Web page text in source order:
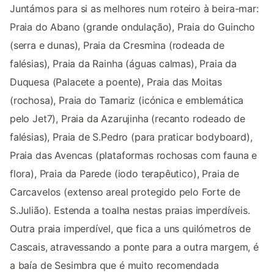
Juntámos para si as melhores num roteiro à beira-mar:
Praia do Abano (grande ondulação), Praia do Guincho
(serra e dunas), Praia da Cresmina (rodeada de
falésias), Praia da Rainha (águas calmas), Praia da
Duquesa (Palacete a poente), Praia das Moitas
(rochosa), Praia do Tamariz (icónica e emblemática
pelo Jet7), Praia da Azarujinha (recanto rodeado de
falésias), Praia de S.Pedro (para praticar bodyboard),
Praia das Avencas (plataformas rochosas com fauna e
flora), Praia da Parede (iodo terapêutico), Praia de
Carcavelos (extenso areal protegido pelo Forte de
S.Julião). Estenda a toalha nestas praias imperdíveis.
Outra praia imperdível, que fica a uns quilómetros de
Cascais, atravessando a ponte para a outra margem, é
a baía de Sesimbra que é muito recomendada